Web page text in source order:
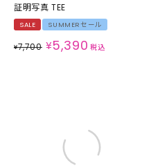
証明写真 TEE
SALE SUMMERセール
¥7,700 ¥5,390 税込